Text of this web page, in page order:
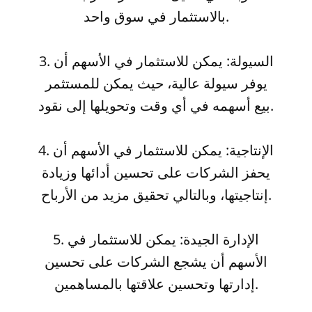
بالاستثمار في سوق واحد.
3. السيولة: يمكن للاستثمار في الأسهم أن
يوفر سيولة عالية، حيث يمكن للمستثمر
بيع أسهمه في أي وقت وتحويلها إلى نقود.
4. الإنتاجية: يمكن للاستثمار في الأسهم أن
يحفز الشركات على تحسين أدائها وزيادة
إنتاجيتها، وبالتالي تحقيق مزيد من الأرباح.
5. الإدارة الجيدة: يمكن للاستثمار في
الأسهم أن يشجع الشركات على تحسين
إدارتها وتحسين علاقتها بالمساهمين.